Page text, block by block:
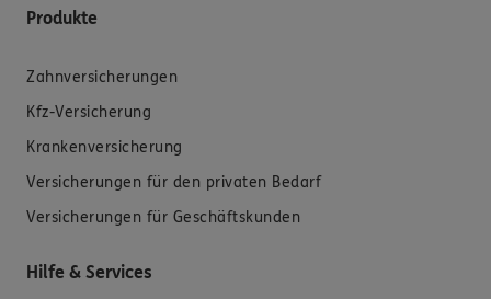
Produkte
Zahnversicherungen
Kfz-Versicherung
Krankenversicherung
Versicherungen für den privaten Bedarf
Versicherungen für Geschäftskunden
Hilfe & Services